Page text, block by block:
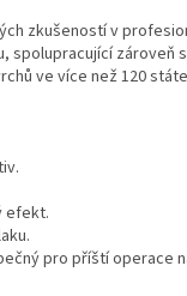
zkušeností v
spolupracující zároveň
ve více než 120
efekt.
pro příští operace